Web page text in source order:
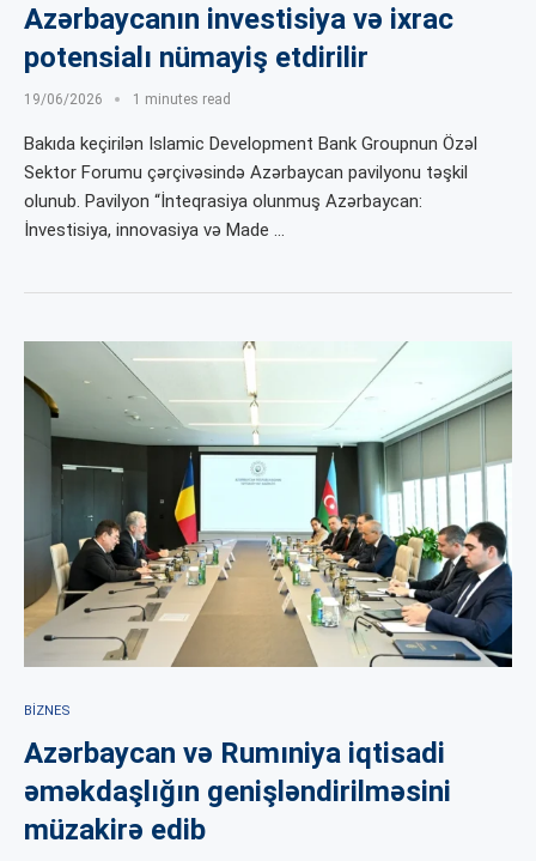
Azərbaycanın investisiya və ixrac
potensialı nümayiş etdirilir
19/06/2026 1 minutes read
Bakıda keçirilən Islamic Development Bank Groupnun Özəl
Sektor Forumu çərçivəsində Azərbaycan pavilyonu təşkil
olunub. Pavilyon “İnteqrasiya olunmuş Azərbaycan:
İnvestisiya, innovasiya və Made …
BIZNES
Azərbaycan və Rumıniya iqtisadi
əməkdaşlığın genişləndirilməsini
müzakirə edib